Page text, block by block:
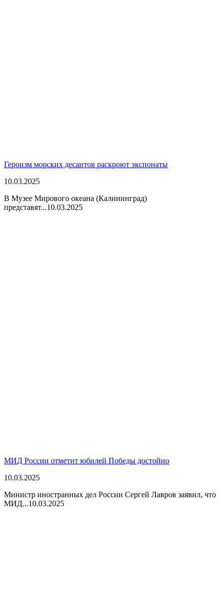
Героизм морских десантов раскроют экспонаты
10.03.2025
В Музее Мирового океана (Калининград)
представят...10.03.2025
МИД России отметит юбилей Победы достойно
10.03.2025
Министр иностранных дел России Сергей Лавров заявил, что
МИД...10.03.2025